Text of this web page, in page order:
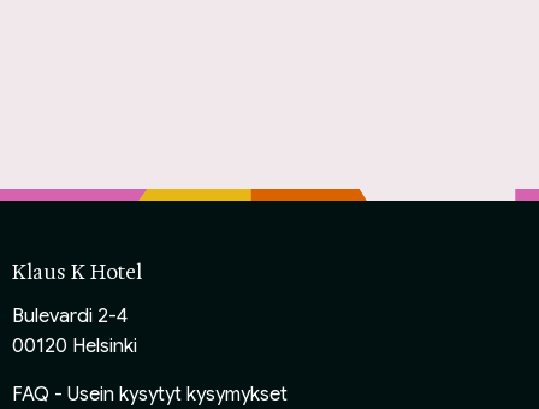
Klaus K Hotel
Bulevardi 2-4
00120 Helsinki
FAQ - Usein kysytyt kysymykset